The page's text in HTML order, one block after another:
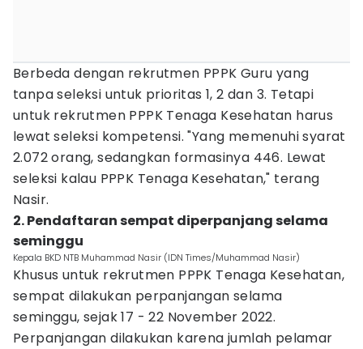
Berbeda dengan rekrutmen PPPK Guru yang
tanpa seleksi untuk prioritas 1, 2 dan 3. Tetapi
untuk rekrutmen PPPK Tenaga Kesehatan harus
lewat seleksi kompetensi. "Yang memenuhi syarat
2.072 orang, sedangkan formasinya 446. Lewat
seleksi kalau PPPK Tenaga Kesehatan," terang
Nasir.
2. Pendaftaran sempat diperpanjang selama
seminggu
Kepala BKD NTB Muhammad Nasir (IDN Times/Muhammad Nasir)
Khusus untuk rekrutmen PPPK Tenaga Kesehatan,
sempat dilakukan perpanjangan selama
seminggu, sejak 17 - 22 November 2022.
Perpanjangan dilakukan karena jumlah pelamar